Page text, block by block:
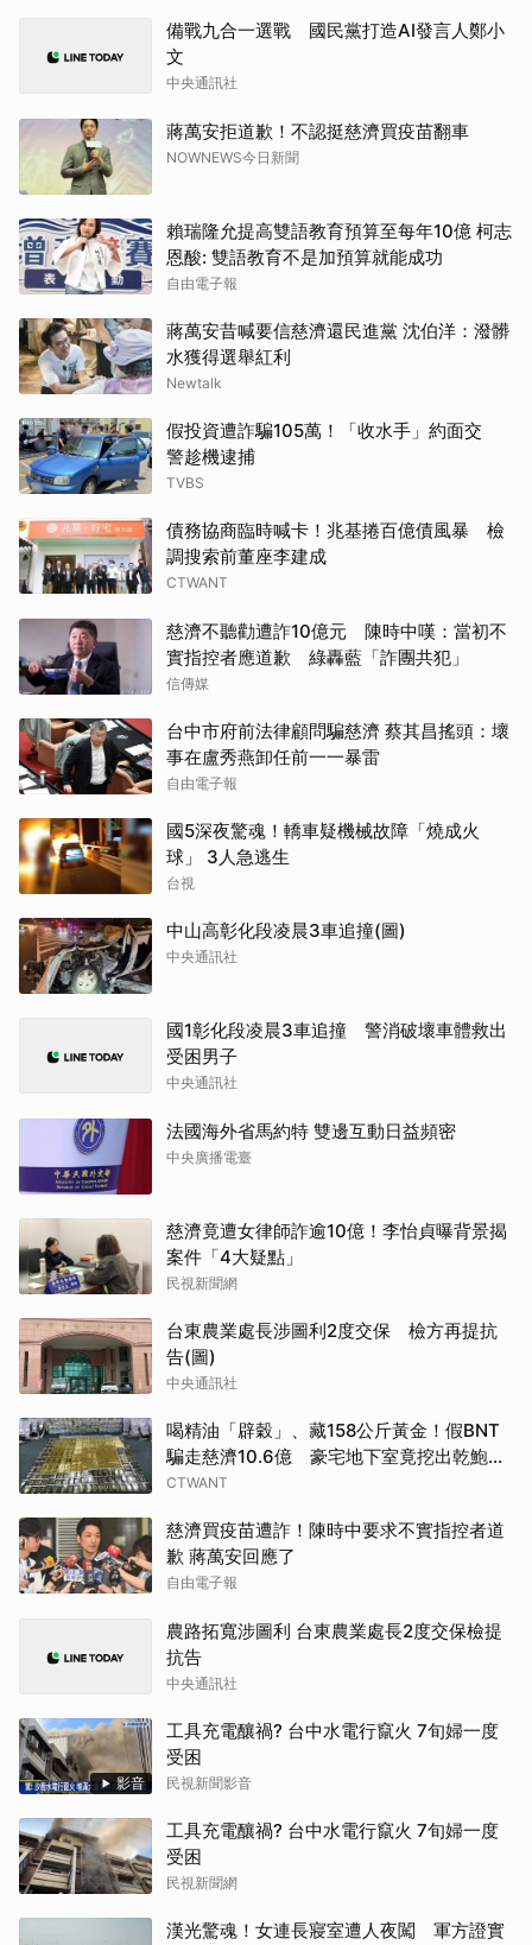
備戰九合一選戰 國民黨打造AI發言人鄭小
文
中央通訊社
蔣萬安拒道歉！不認挺慈濟買疫苗翻車
NOWNEWS今日新聞
賴瑞隆允提高雙語教育預算至每年10億 柯志
恩酸: 雙語教育不是加預算就能成功
自由電子報
蔣萬安昔喊要信慈濟還民進黨 沈伯洋：潑髒
水獲得選舉紅利
Newtalk
假投資遭詐騙105萬！「收水手」約面交
警趁機逮捕
TVBS
債務協商臨時喊卡！兆基捲百億債風暴 檢
調搜索前董座李建成
CTWANT
慈濟不聽勸遭詐10億元 陳時中嘆：當初不
實指控者應道歉 綠轟藍「詐團共犯」
信傳媒
台中市府前法律顧問騙慈濟 蔡其昌搖頭：壞
事在盧秀燕卸任前一一暴雷
自由電子報
國5深夜驚魂！轎車疑機械故障「燒成火
球」 3人急逃生
台視
中山高彰化段凌晨3車追撞(圖)
中央通訊社
國1彰化段凌晨3車追撞 警消破壞車體救出
受困男子
中央通訊社
法國海外省馬約特 雙邊互動日益頻密
中央廣播電臺
慈濟竟遭女律師詐逾10億！李怡貞曝背景揭
案件「4大疑點」
民視新聞網
台東農業處長涉圖利2度交保 檢方再提抗
告(圖)
中央通訊社
喝精油「辟穀」、藏158公斤黃金！假BNT
騙走慈濟10.6億 豪宅地下室竟挖出乾鮑金
庫
CTWANT
慈濟買疫苗遭詐！陳時中要求不實指控者道
歉 蔣萬安回應了
自由電子報
農路拓寬涉圖利 台東農業處長2度交保檢提
抗告
中央通訊社
影音
工具充電釀禍? 台中水電行竄火 7旬婦一度
受困
民視新聞影音
工具充電釀禍? 台中水電行竄火 7旬婦一度
受困
民視新聞網
漢光驚魂！女連長寢室遭人夜闖 軍方證實